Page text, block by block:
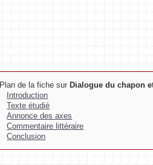
Plan de la fiche sur Dialogue du chapon
Introduction
Texte étudié
Annonce des axes
Commentaire littéraire
Conclusion